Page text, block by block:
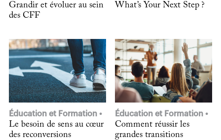
Grandir et évoluer au sein
des CFF
What’s Your Next Step ?
Éducation et Formation
Le besoin de sens au cœur
des reconversions
Éducation et Formation
Comment réussir les
grandes transitions